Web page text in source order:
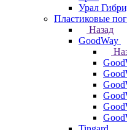
Урал
Пластиковые
Назад
GoodWay